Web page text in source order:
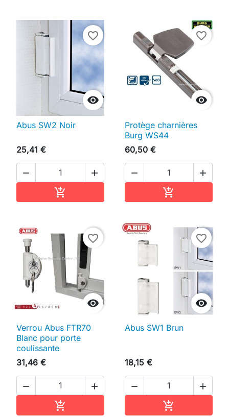

favorite_border
Abus SW2 Noir
25,41 €
 


favorite_border
Protège charnières
Burg WS44
60,50 €
 


favorite_border
Verrou Abus FTR70
Blanc pour porte
coulissante
31,46 €
 


favorite_border
Abus SW1 Brun
18,15 €
 
